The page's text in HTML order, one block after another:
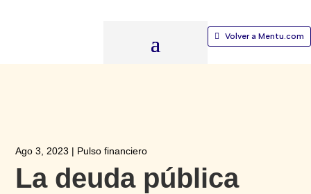
Volver a Mentu.com
Ago 3, 2023 | Pulso financiero
La deuda pública